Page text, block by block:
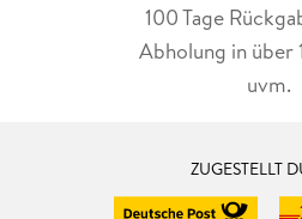
100 Tage
Abholung in über
uvm.
ZUGESTELLT